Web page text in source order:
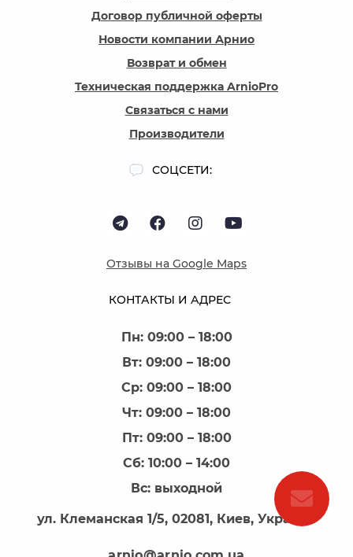
КОНТАКТЫ И АДРЕС
Пн: 09:00 – 18:00
Вт: 09:00 – 18:00
Ср: 09:00 – 18:00
Чт: 09:00 – 18:00
Пт: 09:00 – 18:00
Сб: 10:00 – 14:00
Вс: выходной
ул. Клеманская 1/5, 02081, Киев, Украина
Договор публичной оферты
Новости компании Арнио
Возврат и обмен
Техническая поддержка ArnioPro
Связаться с нами
Производители
СОЦСЕТИ:
Отзывы на Google Maps